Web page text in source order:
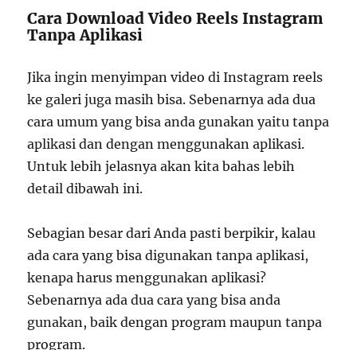
Cara Download Video Reels Instagram
Tanpa Aplikasi
Jika ingin menyimpan video di Instagram reels
ke galeri juga masih bisa. Sebenarnya ada dua
cara umum yang bisa anda gunakan yaitu tanpa
aplikasi dan dengan menggunakan aplikasi.
Untuk lebih jelasnya akan kita bahas lebih
detail dibawah ini.
Sebagian besar dari Anda pasti berpikir, kalau
ada cara yang bisa digunakan tanpa aplikasi,
kenapa harus menggunakan aplikasi?
Sebenarnya ada dua cara yang bisa anda
gunakan, baik dengan program maupun tanpa
program.